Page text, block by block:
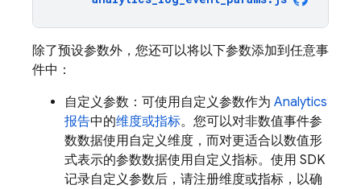
除了预设参数外，您还可以将以下参数添加到任意事
件中：
自定义参数：可使用自定义参数作为 Analytics
报告中的维度或指标。您可以对非数值事件参
数数据使用自定义维度，而对更适合以数值形
式表示的参数数据使用自定义指标。使用 SDK
记录自定义参数后，请注册维度或指标，以确